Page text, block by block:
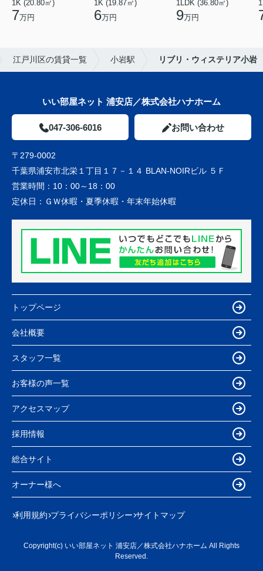
1K (20.80㎡)
7万円
1K (19.87㎡)
6万円
1LDK (36.80㎡)
9万円
江戸川区の賃貸一覧 小岩駅 リブリ・ウィステリア小岩
いい部屋ネット 浦安店／株式会社ハナホーム
047-306-6016 お問い合わせ
〒279-0002
千葉県浦安市北栄１丁目１７－１４ BLAN-NOIRビル ５Ｆ
営業時間： 10：00～18：00
定休日： ＧＷ休暇・夏季休暇・年末年始休暇
トップページ
会社概要
スタッフ一覧
お客様の声一覧
アクセスマップ
採用情報
総合サイト
オーナー様へ
利用規約 プライバシーポリシー サイトマップ
Copyright(c) いい部屋ネット 浦安店／株式会社ハナホーム All Rights
Reserved.